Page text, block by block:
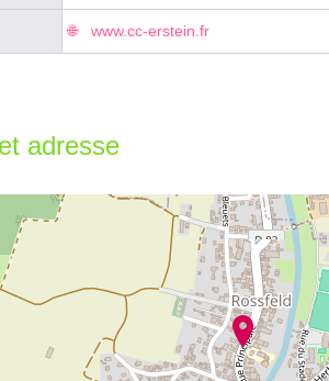
www.cc-erstein.fr
adresse